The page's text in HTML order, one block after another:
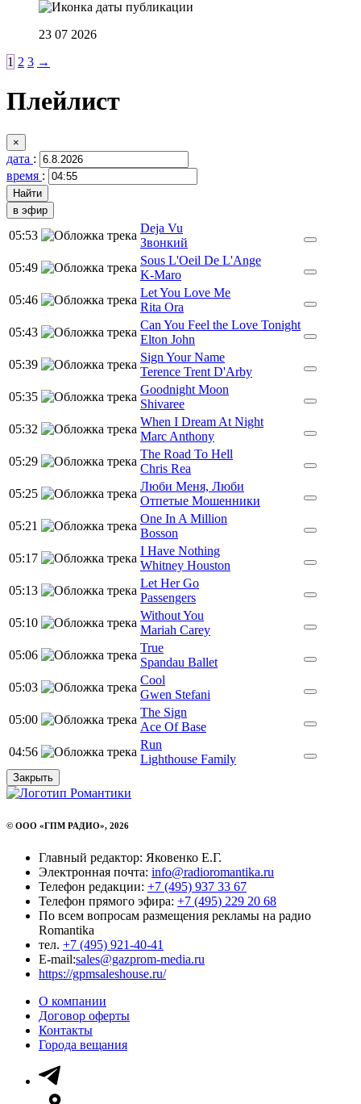
23 07 2026
1 2 3 →
Плейлист
×
дата :
время :
в эфир
05:53
Deja Vu
Звонкий
05:49
Sous L'Oeil De L'Ange
K-Maro
05:46
Let You Love Me
Rita Ora
05:43
Can You Feel the Love Tonight
Elton John
05:39
Sign Your Name
Terence Trent D'Arby
05:35
Goodnight Moon
Shivaree
05:32
When I Dream At Night
Marc Anthony
05:29
The Road To Hell
Chris Rea
05:25
Люби Меня, Люби
Отпетые Мошенники
05:21
One In A Million
Bosson
05:17
I Have Nothing
Whitney Houston
05:13
Let Her Go
Passengers
05:10
Without You
Mariah Carey
05:06
True
Spandau Ballet
05:03
Cool
Gwen Stefani
05:00
The Sign
Ace Of Base
04:56
Run
Lighthouse Family
Закрыть
© ООО «ГПМ РАДИО», 2026
Главный редактор: Яковенко Е.Г.
Электронная почта: info@radioromantika.ru
Телефон редакции: +7 (495) 937 33 67
Телефон прямого эфира: +7 (495) 229 20 68
По всем вопросам размещения рекламы на радио
Romantika
тел. +7 (495) 921-40-41
E-mail:sales@gazprom-media.ru
https://gpmsaleshouse.ru/
О компании
Договор оферты
Контакты
Города вещания